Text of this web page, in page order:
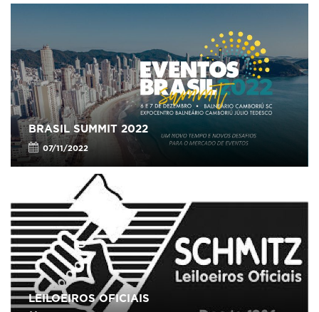
BRASIL SUMMIT 2022
07/11/2022
LEILOEIROS OFICIAIS